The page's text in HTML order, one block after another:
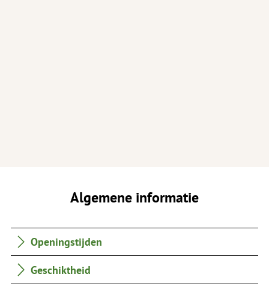
Algemene informatie
Openingstijden
Geschiktheid